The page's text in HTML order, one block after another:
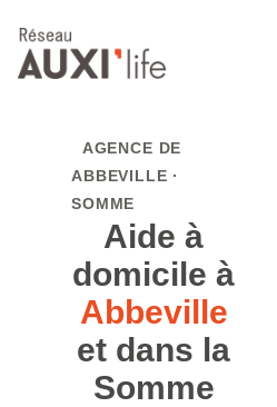
AGENCE DE
ABBEVILLE ·
SOMME
Aide à
domicile à
Abbeville
et dans la
Somme